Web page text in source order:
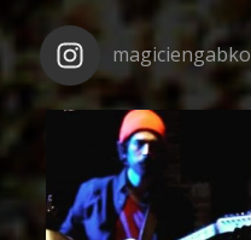
magiciengabko